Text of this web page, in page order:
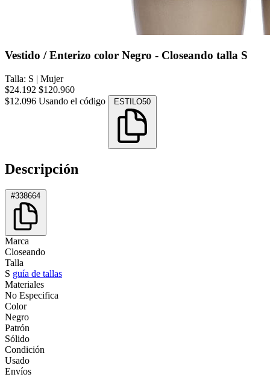
Vestido / Enterizo color Negro - Closeando talla S
Talla: S | Mujer
$24.192 $120.960
$12.096 Usando el código ESTILO50
Descripción
#338664
Marca
Closeando
Talla
S guía de tallas
Materiales
No Especifica
Color
Negro
Patrón
Sólido
Condición
Usado
Envíos